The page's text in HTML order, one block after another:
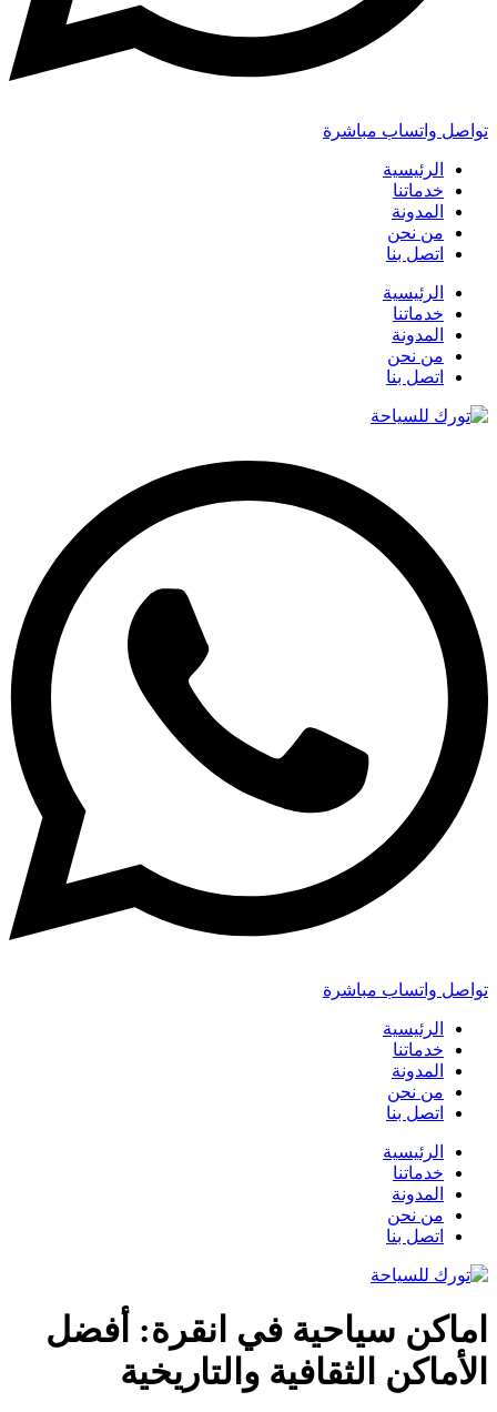
تواصل واتساب مباشرة
الرئيسية
خدماتنا
المدونة
من نحن
اتصل بنا
الرئيسية
خدماتنا
المدونة
من نحن
اتصل بنا
تواصل واتساب مباشرة
الرئيسية
خدماتنا
المدونة
من نحن
اتصل بنا
الرئيسية
خدماتنا
المدونة
من نحن
اتصل بنا
اماكن سياحية في انقرة: أفضل
الأماكن الثقافية والتاريخية